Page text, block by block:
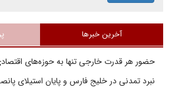
آخرین خبرها
حضور هر قدرت خارجی تنها به حوزه‌های
نبرد تمدنی در خلیج فارس و پایان استیلای